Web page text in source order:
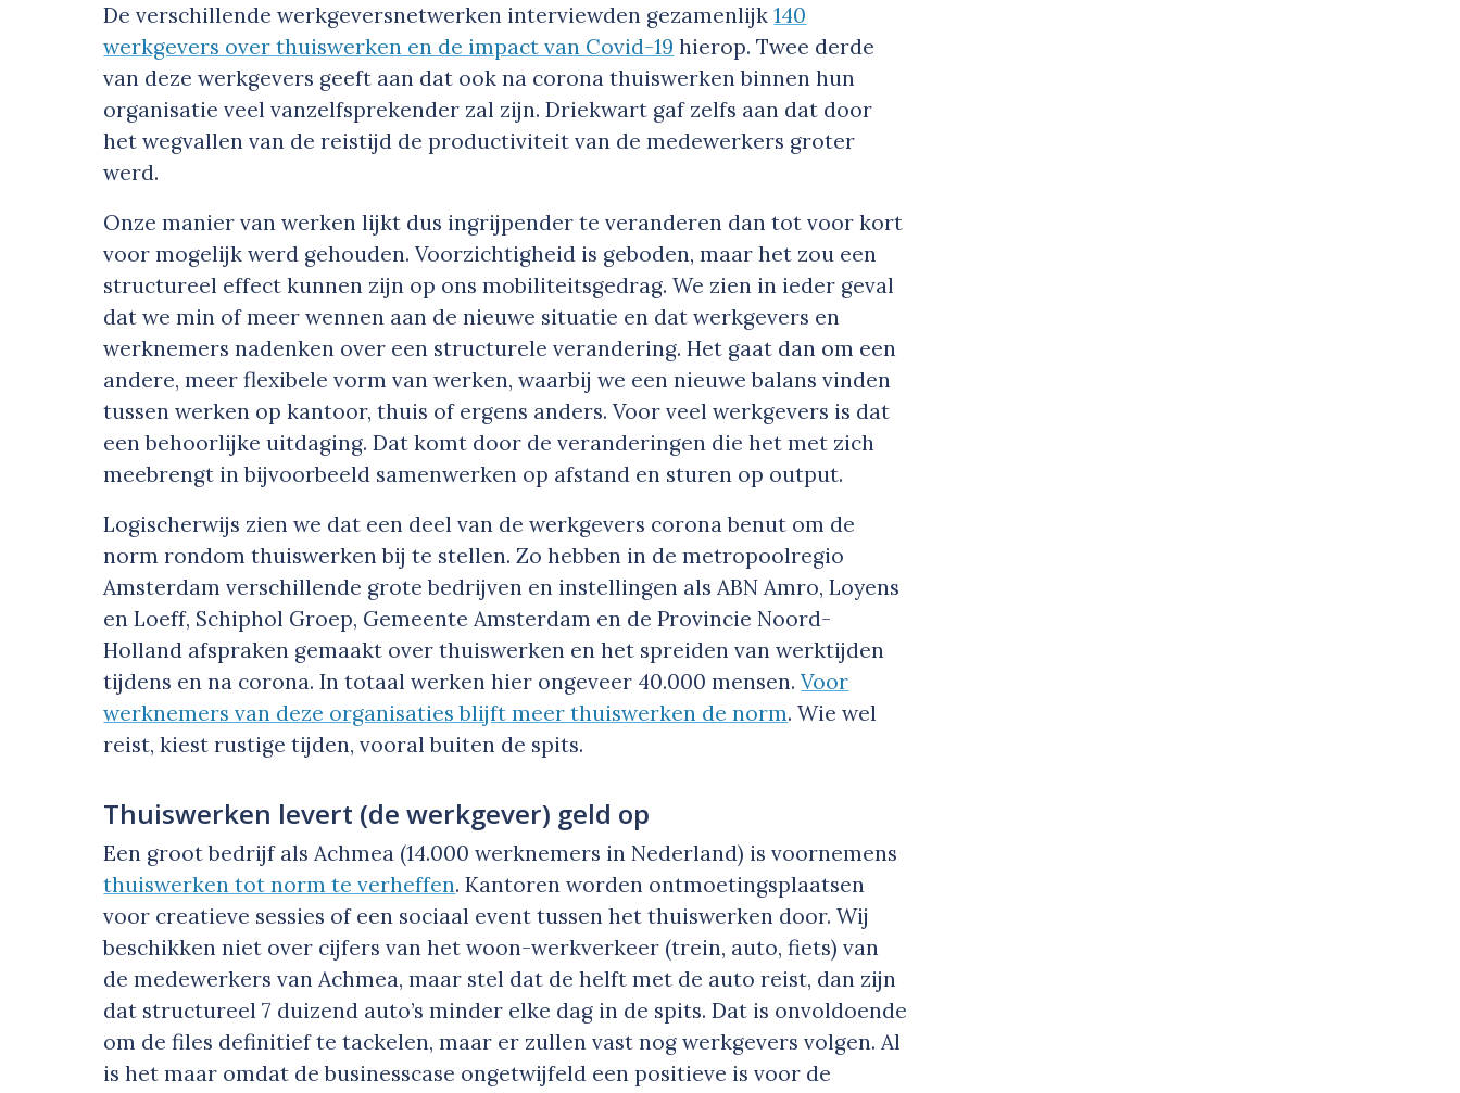
De verschillende werkgeversnetwerken interviewden gezamenlijk140
werkgevers over thuiswerken en de impact van Covid-19 hierop. Twee derde
van deze werkgevers geeft aan dat ook na corona thuiswerken binnen hun
organisatie veel vanzelfsprekender zal zijn. Driekwart gaf zelfs aan dat door
het wegvallen van de reistijd de productiviteit van de medewerkers groter
werd.
Onze manier van werken lijkt dus ingrijpender te veranderen dan tot voor kort
voor mogelijk werd gehouden. Voorzichtigheid is geboden, maar het zou een
structureel effect kunnen zijn op ons mobiliteitsgedrag. We zien in ieder geval
dat we min of meer wennen aan de nieuwe situatie en dat werkgevers en
werknemers nadenken over een structurele verandering. Het gaat dan om een
andere, meer flexibele vorm van werken, waarbij we een nieuwe balans vinden
tussen werken op kantoor, thuis of ergens anders. Voor veel werkgevers is dat
een behoorlijke uitdaging. Dat komt door de veranderingen die het met zich
meebrengt in bijvoorbeeld samenwerken op afstand en sturen op output.
Logischerwijs zien we dat een deel van de werkgevers corona benut om de
norm rondom thuiswerken bij te stellen. Zo hebben in de metropoolregio
Amsterdam verschillende grote bedrijven en instellingen als ABN Amro, Loyens
en Loeff, Schiphol Groep, Gemeente Amsterdam en de Provincie Noord-
Holland afspraken gemaakt over thuiswerken en het spreiden van werktijden
tijdens en na corona. In totaal werken hier ongeveer 40.000 mensen.Voor
werknemers van deze organisaties blijft meer thuiswerken de norm. Wie wel
reist, kiest rustige tijden, vooral buiten de spits.
Thuiswerken levert (de werkgever) geld op
Een groot bedrijf als Achmea (14.000 werknemers in Nederland) is voornemens
thuiswerken tot norm te verheffen. Kantoren worden ontmoetingsplaatsen
voor creatieve sessies of een sociaal event tussen het thuiswerken door. Wij
beschikken niet over cijfers van het woon-werkverkeer (trein, auto, fiets) van
de medewerkers van Achmea, maar stel dat de helft met de auto reist, dan zijn
dat structureel 7 duizend auto’s minder elke dag in de spits. Dat is onvoldoende
om de files definitief te tackelen, maar er zullen vast nog werkgevers volgen. Al
is het maar omdat de businesscase ongetwijfeld een positieve is voor de